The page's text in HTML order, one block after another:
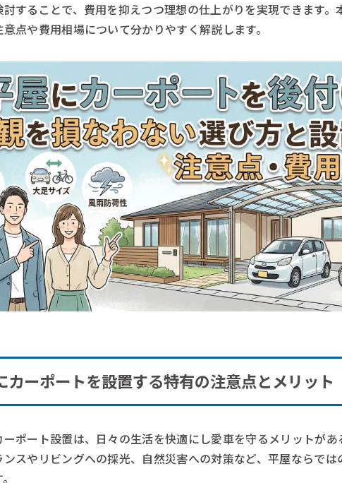
することで、費用を抑えつつ理想の仕上がりを実現できます。
点や費用相場について分かりやすく解説します。
カーポートを設置する特有の注意点とメリット
ポート設置は、日々の生活を快適にし愛車を守るメリットがあ
ンスやリビングへの採光、自然災害への対策など、平屋ならでは